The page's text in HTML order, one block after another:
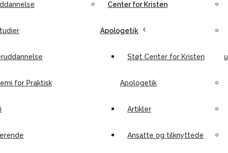
for Praktisk
Center for Kristen
Apologetik
Støt Center for Kristen
Apologetik
Artikler
Ansatte og tilknyttede